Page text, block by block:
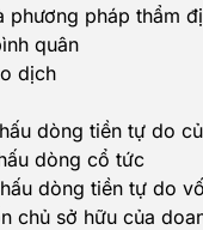
phương pháp thẩm
quân
dịch
dòng tiền tự do
dòng cổ tức
dòng tiền tự do
chủ sở hữu của